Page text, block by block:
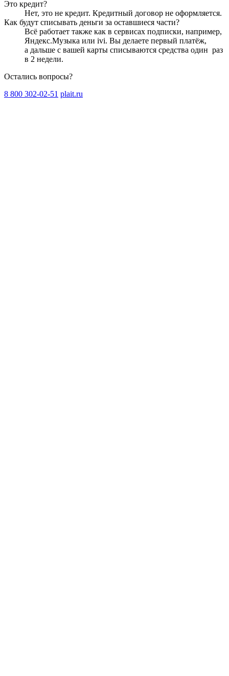
Это кредит?
Нет, это не кредит. Кредитный договор не оформляется.
Как будут списывать деньги за оставшиеся части?
Всё работает также как в сервисах подписки, например,
Яндекс.Музыка или ivi. Вы делаете первый платёж,
а дальше с вашей карты списываются средства один раз
в 2 недели.
Остались вопросы?
8 800 302-02-51 plait.ru